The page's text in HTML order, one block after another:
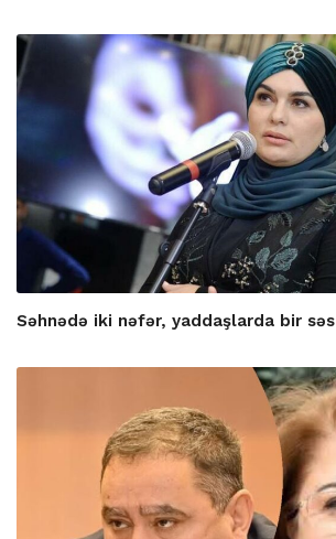
Səhnədə iki nəfər, yaddaşlarda bir səs